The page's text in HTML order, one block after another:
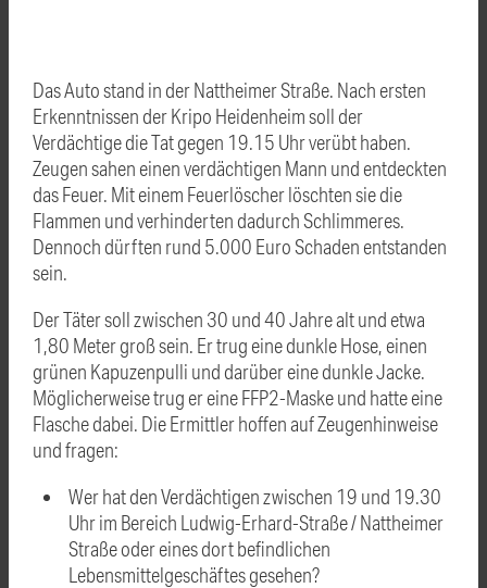
Das Auto stand in der Nattheimer Straße. Nach ersten
Erkenntnissen der Kripo Heidenheim soll der
Verdächtige die Tat gegen 19.15 Uhr verübt haben.
Zeugen sahen einen verdächtigen Mann und entdeckten
das Feuer. Mit einem Feuerlöscher löschten sie die
Flammen und verhinderten dadurch Schlimmeres.
Dennoch dürften rund 5.000 Euro Schaden entstanden
sein.
Der Täter soll zwischen 30 und 40 Jahre alt und etwa
1,80 Meter groß sein. Er trug eine dunkle Hose, einen
grünen Kapuzenpulli und darüber eine dunkle Jacke.
Möglicherweise trug er eine FFP2-Maske und hatte eine
Flasche dabei. Die Ermittler hoffen auf Zeugenhinweise
und fragen:
Wer hat den Verdächtigen zwischen 19 und 19.30
Uhr im Bereich Ludwig-Erhard-Straße / Nattheimer
Straße oder eines dort befindlichen
Lebensmittelgeschäftes gesehen?